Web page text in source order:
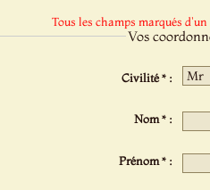
Tous les champs marqués
Vos
Civilité * :
Nom * :
Prénom * :